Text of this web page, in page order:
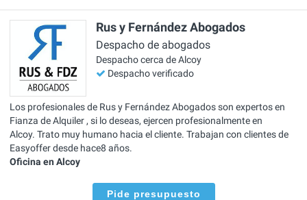
Rus y Fernández Abogados
Despacho de abogados
Despacho cerca de Alcoy
Despacho verificado
Los profesionales de Rus y Fernández Abogados son expertos en
Fianza de Alquiler , si lo deseas, ejercen profesionalmente en
Alcoy. Trato muy humano hacia el cliente. Trabajan con clientes de
Easyoffer desde hace8 años.
Oficina en Alcoy
Pide presupuesto